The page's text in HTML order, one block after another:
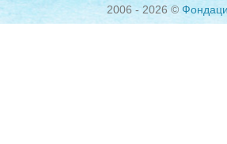
2006 - 2026 ©